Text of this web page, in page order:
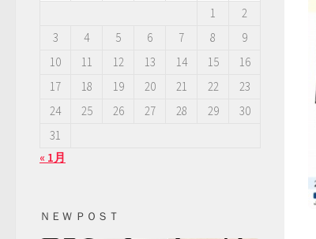
1
2
3
4 5 6 7 8
9
10
11 12 13 14 15
16
17
18 19 20 21 22
23
24
25 26 27 28 29
30
31
« 1月
ＮＥＷ ＰＯＳＴ